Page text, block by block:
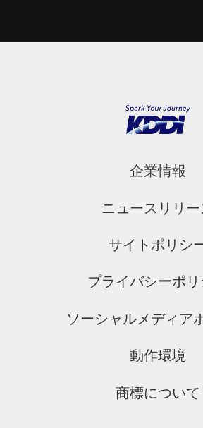
企業情報
ニュースリリー
サイトポリシ
プライバシーポ
ソーシャルメディア
動作環境
商標について